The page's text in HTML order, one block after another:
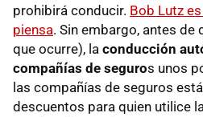
prohibirá conducir. Bob Lutz
piensa. Sin embargo, antes de
que ocurre), la conducción
compañías de seguros unos
las compañías de seguros
descuentos para quien utilice